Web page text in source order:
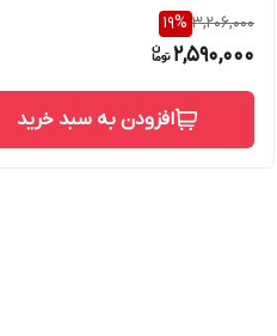
3,206,000
19%
2,590,000
افزودن به سبد خرید